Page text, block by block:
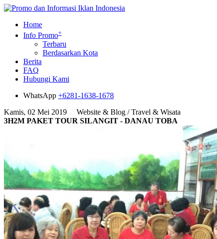
Home
Info Promo+
Terbaru
Berdasarkan Kota
Berita
FAQ
Hubungi Kami
WhatsApp +6281-1638-1678
Kamis, 02 Mei 2019 Website & Blog / Travel & Wisata
3H2M PAKET TOUR SILANGIT - DANAU TOBA